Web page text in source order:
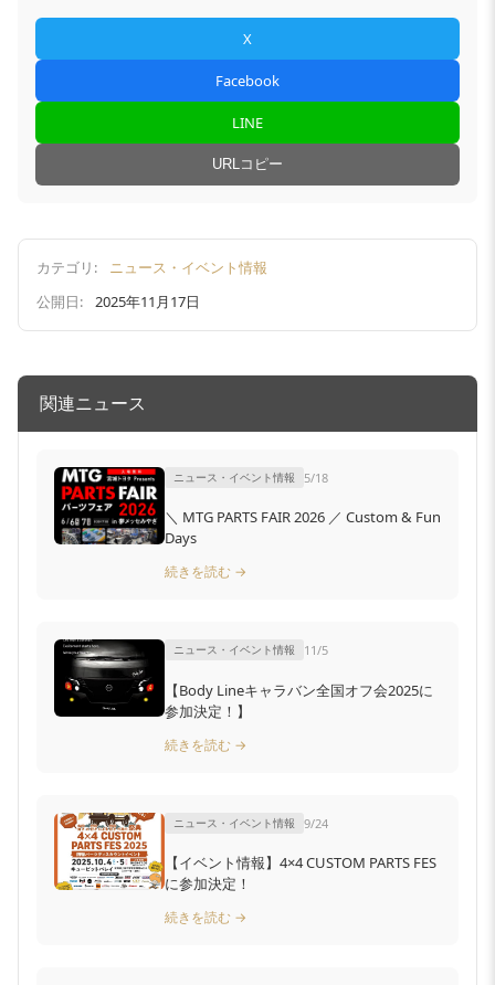
X
Facebook
LINE
URLコピー
カテゴリ:
ニュース・イベント情報
公開日:
2025年11月17日
関連ニュース
ニュース・イベント情報 5/18
＼ MTG PARTS FAIR 2026 ／ Custom & Fun
Days
続きを読む →
ニュース・イベント情報 11/5
【Body Lineキャラバン全国オフ会2025に
参加決定！】
続きを読む →
ニュース・イベント情報 9/24
【イベント情報】4×4 CUSTOM PARTS FES
に参加決定！
続きを読む →